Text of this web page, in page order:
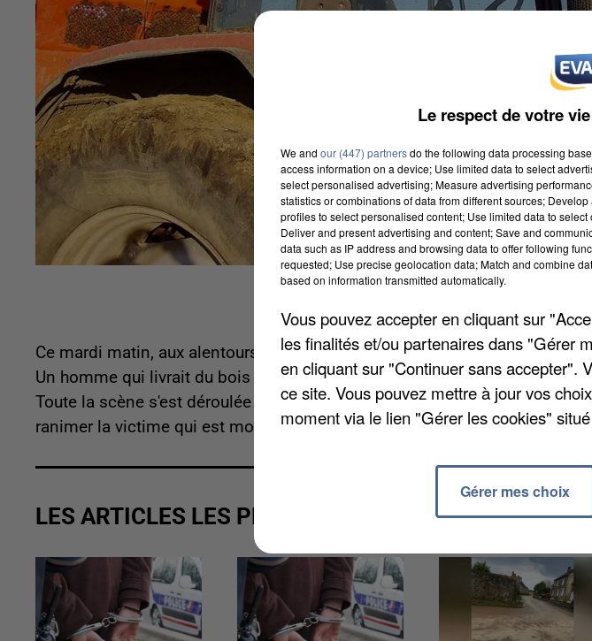
Ce mardi matin, aux alentours de 8 heures, un accident mortel est
Un homme qui livrait du bois s'est fait écraser entre une voiture et son
Toute la scène s'est déroulée dans la rue Charles-Baudelaire. Les secours
ranimer la victime qui est morte sur le coup.
LES ARTICLES LES PLUS VUS
Le respect de votre
We and our (447) partnersdo the following data processing
access information on a device; Use limited data to select
select personalised advertising; Measure advertising
statistics or combinations of data from different sources;
profiles to select personalised content; Use limited data to
Deliver and present advertising and content; Save and
data such as IP address and browsing data to offer following
requested; Use precise geolocation data; Match and combine
based on information transmitted automatically.
Vous pouvez accepter en cliquant sur
les finalités et/ou partenaires dans "Gérer
en cliquant sur "Continuer sans accepter".
ce site. Vous pouvez mettre à jour vos
moment via le lien "Gérer les cookies"
Gérer mes choix